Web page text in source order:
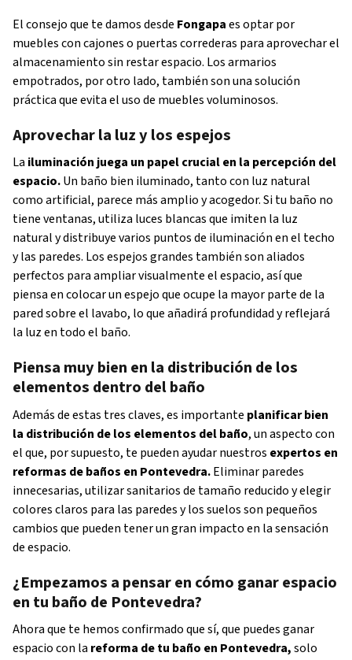
El consejo que te damos desde Fongapaes optar por
muebles con cajones o puertas correderas para aprovechar el
almacenamiento sin restar espacio. Los armarios
empotrados, por otro lado, también son una solución
práctica que evita el uso de muebles voluminosos.
Aprovechar la luz y los espejos
La iluminación juega un papel crucial en la percepción del
espacio.Un baño bien iluminado, tanto con luz natural
como artificial, parece más amplio y acogedor. Si tu baño no
tiene ventanas, utiliza luces blancas que imiten la luz
natural y distribuye varios puntos de iluminación en el techo
y las paredes. Los espejos grandes también son aliados
perfectos para ampliar visualmente el espacio, así que
piensa en colocar un espejo que ocupe la mayor parte de la
pared sobre el lavabo, lo que añadirá profundidad y reflejará
la luz en todo el baño.
Piensa muy bien en la distribución de los
elementos dentro del baño
Además de estas tres claves, es importante planificar bien
la distribución de los elementos del baño, un aspecto con
el que, por supuesto, te pueden ayudar nuestros expertos en
reformas de baños en Pontevedra.Eliminar paredes
innecesarias, utilizar sanitarios de tamaño reducido y elegir
colores claros para las paredes y los suelos son pequeños
cambios que pueden tener un gran impacto en la sensación
de espacio.
¿Empezamos a pensar en cómo ganar espacio
en tu baño de Pontevedra?
Ahora que te hemos confirmado que sí, que puedes ganar
espacio con la reforma de tu baño en Pontevedra,solo